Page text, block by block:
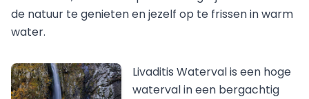
de natuur te genieten en jezelf op te frissen in warm
water.
Livaditis Waterval is een hoge
waterval in een bergachtig